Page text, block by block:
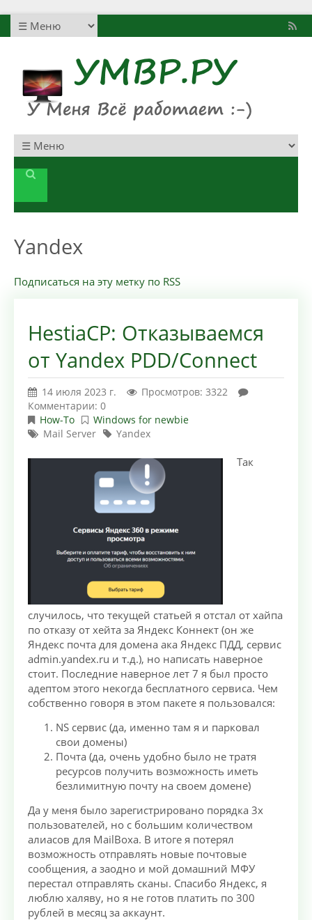
Yandex
Подписаться на эту метку по RSS
HestiaCP: Отказываемся
от Yandex PDD/Connect
14 июля 2023 г.
Просмотров: 3322
Комментарии: 0
How-To
Windows for newbie
Mail Server
Yandex
Так
случилось, что текущей статьей я отстал от хайпа
по отказу от хейта за Яндекс Коннект (он же
Яндекс почта для домена ака Яндекс ПДД, сервис
admin.yandex.ru и т.д.), но написать наверное
стоит. Последние наверное лет 7 я был просто
адептом этого некогда бесплатного сервиса. Чем
собственно говоря в этом пакете я пользовался:
NS сервис (да, именно там я и парковал
свои домены)
Почта (да, очень удобно было не тратя
ресурсов получить возможность иметь
безлимитную почту на своем домене)
Да у меня было зарегистрировано порядка 3х
пользователей, но с большим количеством
алиасов для MailBoxа. В итоге я потерял
возможность отправлять новые почтовые
сообщения, а заодно и мой домашний МФУ
перестал отправлять сканы. Спасибо Яндекс, я
люблю халяву, но я не готов платить по 300
рублей в месяц за аккаунт.